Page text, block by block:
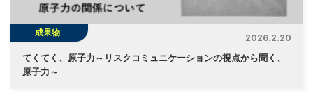
成果物
2026.2.20
てくてく、原子力～リスクコミュニケーションの視点から聞く、
原子力～